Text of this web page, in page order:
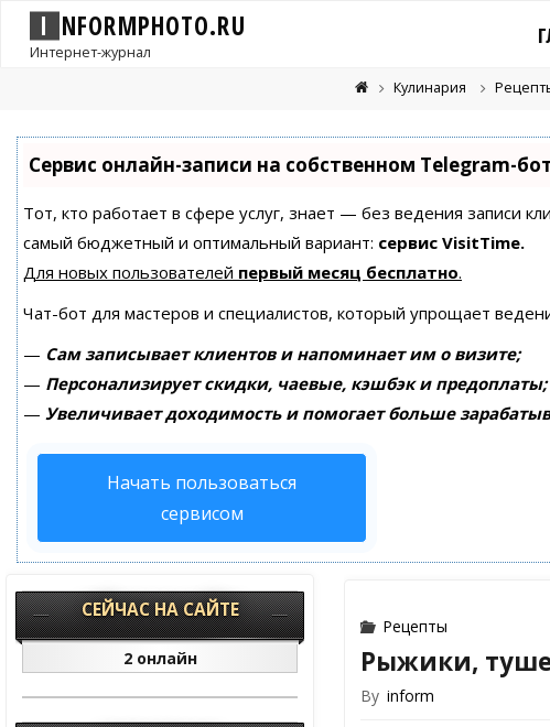
I NFORMPHOTO.RU
Интернет-журнал
Кулинария
Сервис онлайн-записи на собственном Telegram-
Тот, кто работает в сфере услуг, знает — без ведения записи
самый бюджетный и оптимальный вариант: сервис VisitTime.
Для новых пользователей первый месяц бесплатно.
Чат-бот для мастеров и специалистов, который упрощает
— Сам записывает клиентов и напоминает им о визите;
— Персонализирует скидки, чаевые, кэшбэк и предоплаты;
— Увеличивает доходимость и помогает больше
Начать пользоваться
сервисом
Рецепты
Рыжики,
By inform
СЕЙЧАС НА САЙТЕ
2 онлайн